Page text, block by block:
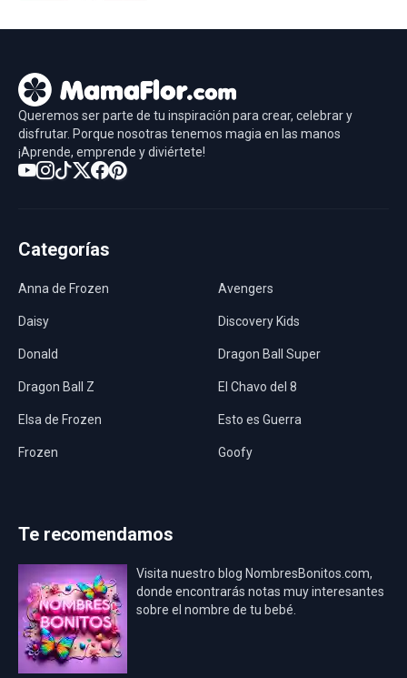
Queremos ser parte de tu inspiración para crear, celebrar y
disfrutar. Porque nosotras tenemos magia en las manos
¡Aprende, emprende y diviértete!
Categorías
Anna de Frozen Avengers
Daisy Discovery Kids
Donald Dragon Ball Super
Dragon Ball Z El Chavo del 8
Elsa de Frozen Esto es Guerra
Frozen Goofy
Los Minions Los Vengadores
Mario Bros Mi Villano Favorito
Mickey Mouse
Te recomendamos
Visita nuestro blog NombresBonitos.com,
donde encontrarás notas muy interesantes
sobre el nombre de tu bebé.